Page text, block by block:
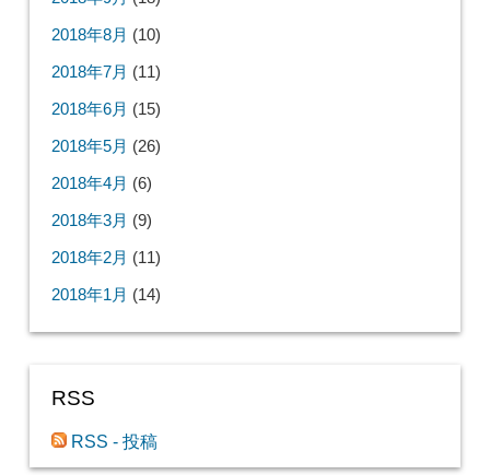
2018年8月 (10)
2018年7月 (11)
2018年6月 (15)
2018年5月 (26)
2018年4月 (6)
2018年3月 (9)
2018年2月 (11)
2018年1月 (14)
RSS
RSS - 投稿